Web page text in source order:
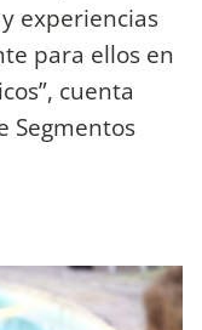
experiencias
para ellos en
cuenta
Segmentos